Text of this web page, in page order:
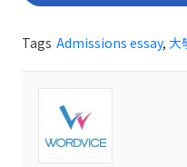
Tags Admissions essay, 大